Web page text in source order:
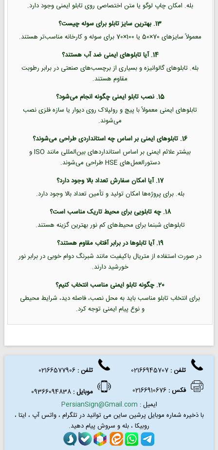
بله. امکان چاپ لوگو یا متن اختصاصی روی تابلو ایمنی وجود دارد.
13. بهترین سایز تابلو برای سوله چیست؟
معمولاً سایزهای 70×50 یا 100×70 برای سوله و کارخانه مناسب‌تر هستند.
14. آیا تابلوهای ایمنی ضد آب هستند؟
بله. تابلوهای گالوانیزه و بسیاری از برچسب‌های صنعتی در برابر رطوبت
مقاوم هستند.
15. نصب تابلو ایمنی چگونه انجام می‌شود؟
تابلوهای ایمنی معمولاً با پیچ و رولپلاک روی دیوار یا سازه فلزی نصب
می‌شوند.
16. تابلوهای ایمنی بر اساس چه استانداردی طراحی می‌شوند؟
بیشتر علائم ایمنی بر اساس استانداردهای بین‌المللی مانند ISO و
دستورالعمل‌های HSE طراحی می‌شوند.
17. آیا امکان سفارش تعداد بالا وجود دارد؟
بله. برای پروژه‌ها امکان تولید و تأمین تعداد بالا وجود دارد.
18. چه تابلویی برای محیط تاریک مناسب است؟
تابلوهای شبنما برای محیط‌های کم نور بهترین گزینه هستند.
19. آیا تابلوها در برابر آفتاب مقاوم هستند؟
در صورت استفاده از متریال باکیفیت مانند شبرنگ دوام خوبی در برابر نور
خورشید دارند.
20. چگونه تابلو ایمنی مناسب انتخاب کنیم؟
برای انتخاب تابلو مناسب باید به محل نصب، فاصله دید، شرایط محیطی
و نوع پیام ایمنی توجه کرد.
تلفن : تلفن:
02166577906
فکس:
02166910676 موبایل :
ایمیل : PersianSign@Gmail.com
با ذخیره شماره موبایل پرشین ساین می توانید درتلگرام ، واتس آپ ، ایتا ،
روبیکا ، بله و سروش پیام دهید.